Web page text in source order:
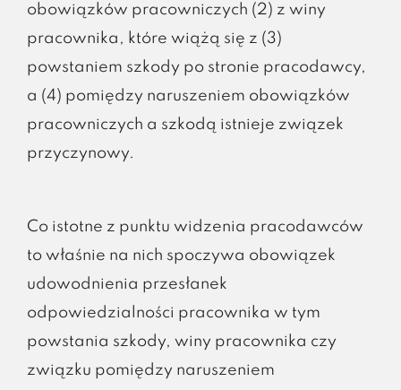
obowiązków pracowniczych (2) z winy
pracownika, które wiążą się z (3)
powstaniem szkody po stronie pracodawcy,
a (4) pomiędzy naruszeniem obowiązków
pracowniczych a szkodą istnieje związek
przyczynowy.
Co istotne z punktu widzenia pracodawców
to właśnie na nich spoczywa obowiązek
udowodnienia przesłanek
odpowiedzialności pracownika w tym
powstania szkody, winy pracownika czy
związku pomiędzy naruszeniem